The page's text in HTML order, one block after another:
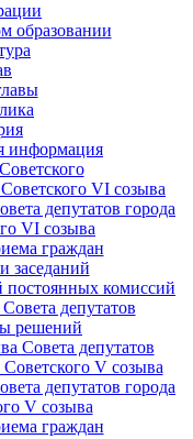
образовании
информация
VI созыва
депутатов города
VI созыва
граждан
заседаний
постоянных комиссий
депутатов
решений
Совета депутатов
V созыва
депутатов города
V созыва
граждан